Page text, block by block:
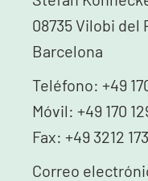
08735 Vilobi del
Barcelona
Teléfono: +49
Móvil: +49 170
Fax: +49 3212
Correo